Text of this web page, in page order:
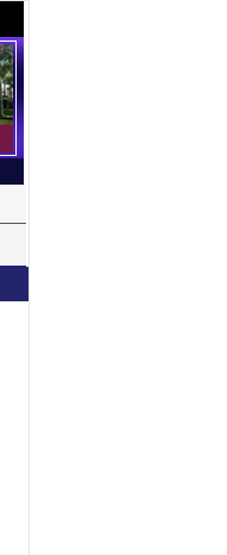
3 ലക്ഷത്തിന്റെ വാച്ച്